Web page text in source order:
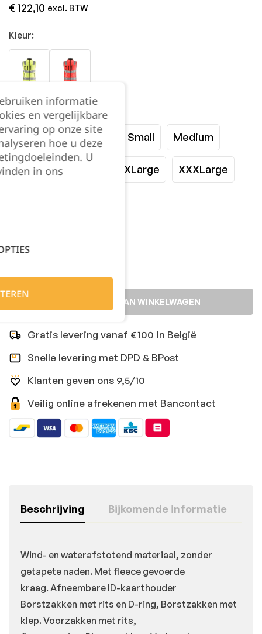
€122,10 excl. BTW
Kleur:
Maat:
XXSmall XSmall Small Medium
Large XXLarge XXXLarge
TOEVOEGEN AAN WINKELWAGEN
Gratis levering vanaf €100 in België
Snelle levering met DPD & BPost
Klanten geven ons 9,5/10
Veilig online afrekenen met Bancontact
Beschrijving Bijkomende informatie
Wind- en waterafstotend materiaal, zonder
getapete naden. Met fleece gevoerde
kraag. Afneembare ID-kaarthouder
Borstzakken met rits en D-ring, Borstzakken met
klep. Voorzakken met rits,
informatie
en vergelijkbare
op onze site
hoe u deze
U
in ons